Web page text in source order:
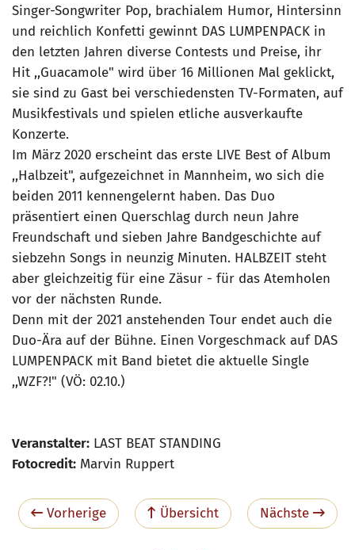
Singer-Songwriter Pop, brachialem Humor, Hintersinn
und reichlich Konfetti gewinnt DAS LUMPENPACK in
den letzten Jahren diverse Contests und Preise, ihr
Hit ,,Guacamole" wird über 16 Millionen Mal geklickt,
sie sind zu Gast bei verschiedensten TV-Formaten, auf
Musikfestivals und spielen etliche ausverkaufte
Konzerte.
Im März 2020 erscheint das erste LIVE Best of Album
,,Halbzeit", aufgezeichnet in Mannheim, wo sich die
beiden 2011 kennengelernt haben. Das Duo
präsentiert einen Querschlag durch neun Jahre
Freundschaft und sieben Jahre Bandgeschichte auf
siebzehn Songs in neunzig Minuten. HALBZEIT steht
aber gleichzeitig für eine Zäsur - für das Atemholen
vor der nächsten Runde.
Denn mit der 2021 anstehenden Tour endet auch die
Duo-Ära auf der Bühne. Einen Vorgeschmack auf DAS
LUMPENPACK mit Band bietet die aktuelle Single
,,WZF?!" (VÖ: 02.10.)
Veranstalter: LAST BEAT STANDING
Fotocredit: Marvin Ruppert
Vorherige Übersicht Nächste